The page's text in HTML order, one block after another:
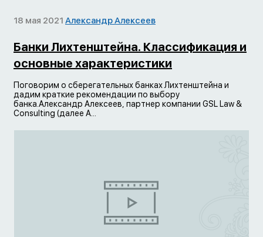
18 мая 2021 Александр Алексеев
Банки Лихтенштейна. Классификация и
основные характеристики
Поговорим о сберегательных банках Лихтенштейна и
дадим краткие рекомендации по выбору
банка.Александр Алексеев, партнер компании GSL Law &
Consulting (далее А...